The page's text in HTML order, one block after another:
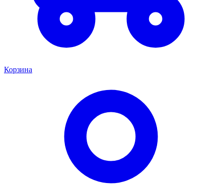
Корзина